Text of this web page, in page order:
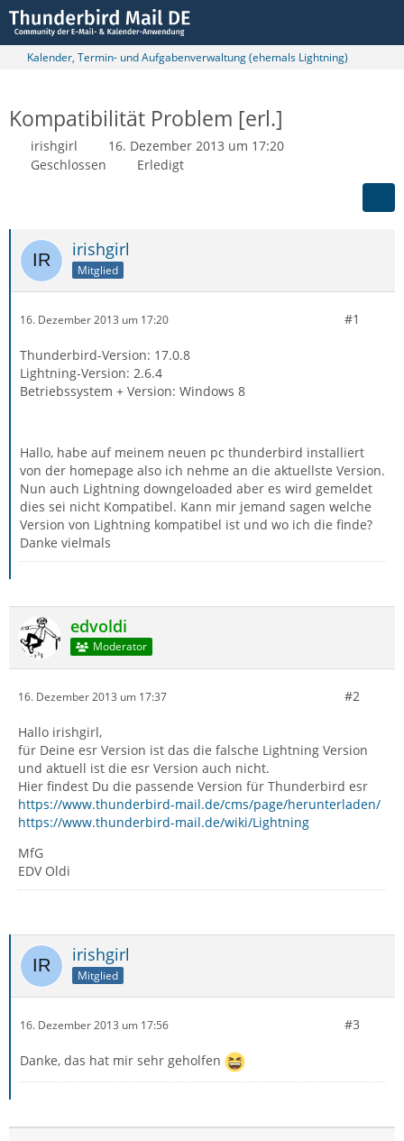
Kalender, Termin- und Aufgabenverwaltung (ehemals Lightning)
Kompatibilität Problem [erl.]
irishgirl
16. Dezember 2013 um 17:20
Geschlossen
Erledigt
irishgirl
Mitglied
16. Dezember 2013 um 17:20 #1
Thunderbird-Version: 17.0.8
Lightning-Version: 2.6.4
Betriebssystem + Version: Windows 8
Hallo, habe auf meinem neuen pc thunderbird installiert
von der homepage also ich nehme an die aktuellste Version.
Nun auch Lightning downgeloaded aber es wird gemeldet
dies sei nicht Kompatibel. Kann mir jemand sagen welche
Version von Lightning kompatibel ist und wo ich die finde?
Danke vielmals
edvoldi
Moderator
16. Dezember 2013 um 17:37 #2
Hallo irishgirl,
für Deine esr Version ist das die falsche Lightning Version
und aktuell ist die esr Version auch nicht.
Hier findest Du die passende Version für Thunderbird esr
https://www.thunderbird-mail.de/cms/page/herunterladen/
https://www.thunderbird-mail.de/wiki/Lightning
MfG
EDV Oldi
irishgirl
Mitglied
16. Dezember 2013 um 17:56 #3
Danke, das hat mir sehr geholfen